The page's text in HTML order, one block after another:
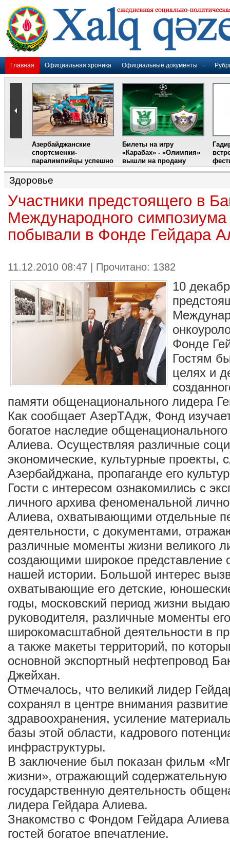
Главная Официальная хроника Официальные документы
Азербайджанские
спортсменки-
паралимпийцы успешно
выступили на III
Международном
фестивале парашютного
Билеты на игру
«Карабах» - «Олимпия»
вышли на продажу
Здоровье
Участники предстоящего в
Международного симпозиума
побывали в Фонде Гейдара
11.12.2010 08:47 | Прочитано: 1382
10
Фонде
Гостям
целях и
памяти общенационального лидера
Как сообщает АзерТАдж, Фонд
богатое наследие
Алиева. Осуществляя различные
экономические, культурные проекты,
Азербайджана, пропаганде его
Гости с интересом ознакомились с
личного архива феноменальной
Алиева, охватывающими отдельные
деятельности, с документами,
различные моменты жизни великого
создающими широкое представление
нашей истории. Большой интерес
охватывающие его детские,
годы, московский период жизни
руководителя, различные моменты его
широкомасштабной деятельности в
а также макеты территорий, по
основной экспортный нефтепровод
Джейхан.
Отмечалось, что великий лидер
сохранял в центре внимания
здравоохранения, усиление
базы этой области, кадрового
инфраструктуры.
В заключение был показан фильм
жизни», отражающий содержательную
государственную деятельность
лидера Гейдара Алиева.
Знакомство с Фондом Гейдара
гостей богатое впечатление.